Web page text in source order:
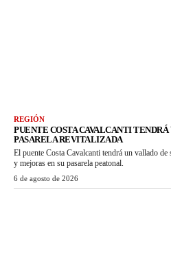
REGIÓN
PUENTE COSTA CAVALCANTI
PASARELA REVITALIZADA
El puente Costa Cavalcanti tendrá un vallado
y mejoras en su pasarela peatonal.
6 de agosto de 2026